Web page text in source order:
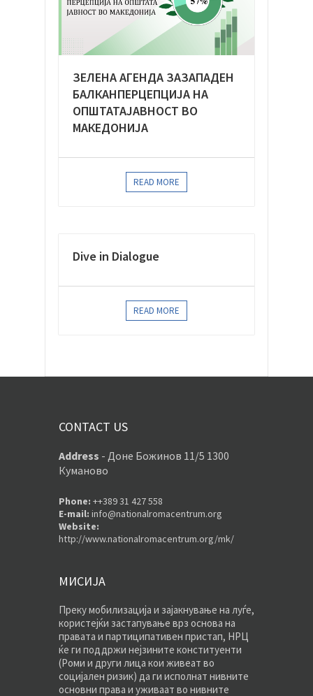
ЗЕЛЕНА АГЕНДА ЗАЗАПАДЕН
БАЛКАНПЕРЦЕПЦИЈА НА
ОПШТАТАЈАВНОСТ ВО
МАКЕДОНИЈА
READ MORE
Dive in Dialogue
READ MORE
CONTACT US
Address - Доне Божинов 11/5 1300
Куманово
Phone: ++389 31 427 558
E-mail: info@nationalromacentrum.org
Website:
http://www.nationalromacentrum.org/mk/
МИСИЈА
Преку мобилизација и зајакнување на луѓе,
користејќи застапување врз основа на
правата и партиципативен пристап, НРЦ
ќе ги поддржи нејзините конституенти
(Роми и други лица кои живеат во
социјален ризик) да ги исполнат нивните
основни права и уживаат во нивните